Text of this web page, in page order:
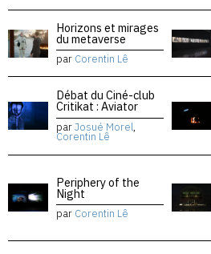
Horizons et mirages
du metaverse
par Corentin Lê
Débat du Ciné-club
Critikat : Aviator
parJosué Morel,
Corentin Lê
Periphery of the
Night
par Corentin Lê